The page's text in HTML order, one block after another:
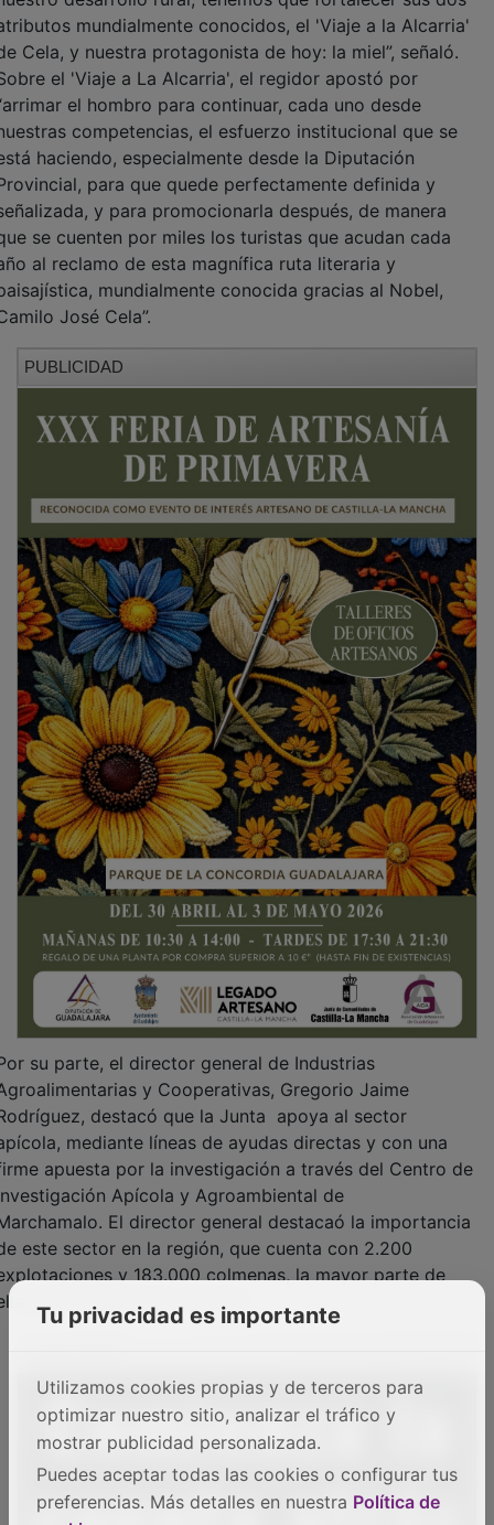
mundialmente conocidos, el 'Viaje a la Alcarria'
Cela, y nuestra protagonista de hoy: la miel”, señaló.
el 'Viaje a La Alcarria', el regidor apostó por
el hombro para continuar, cada uno desde
competencias, el esfuerzo institucional que se
haciendo, especialmente desde la Diputación
para que quede perfectamente definida y
y para promocionarla después, de manera
se cuenten por miles los turistas que acudan cada
al reclamo de esta magnífica ruta literaria y
mundialmente conocida gracias al Nobel,
José Cela”.
y Cooperativas, Gregorio Jaime
destacó que la Junta apoya al sector
mediante líneas de ayudas directas y con una
apuesta por la investigación a través del Centro de
Apícola y Agroambiental de
El director general destacaó la importancia
este sector en la región, que cuenta con 2.200
y 183.000 colmenas, la mayor parte de
en Guadalajara y Cuenca.
Tu privacidad es importante
Utilizamos cookies propias y de terceros para
optimizar nuestro sitio, analizar el tráfico y
mostrar publicidad personalizada.
Puedes aceptar todas las cookies o configurar tus
preferencias. Más detalles en nuestra Política de